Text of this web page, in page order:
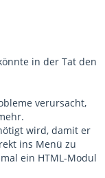
in der Tat den
verursacht,
wird, damit er
ins Menü zu
ein HTML-Modul